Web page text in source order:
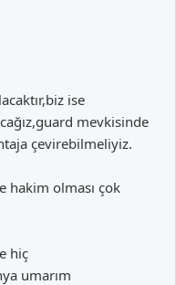
ise
mevkisinde
çevirebilmeliyiz.
hakim olması çok
hiç
umarım